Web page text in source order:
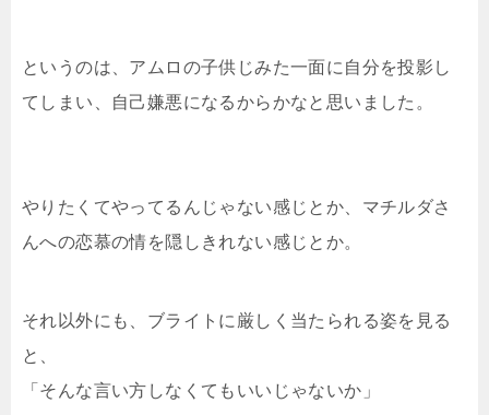
というのは、アムロの子供じみた一面に自分を投影し
てしまい、自己嫌悪になるからかなと思いました。
やりたくてやってるんじゃない感じとか、マチルダさ
んへの恋慕の情を隠しきれない感じとか。
それ以外にも、ブライトに厳しく当たられる姿を見る
と、
「そんな言い方しなくてもいいじゃないか」